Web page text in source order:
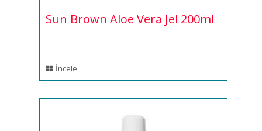
Sun Brown Aloe Vera Jel 200ml
İncele